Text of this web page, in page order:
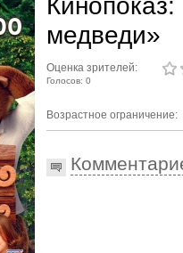
медведи»
Оценка зрителей:
Голосов: 0
Возрастное ограничение: